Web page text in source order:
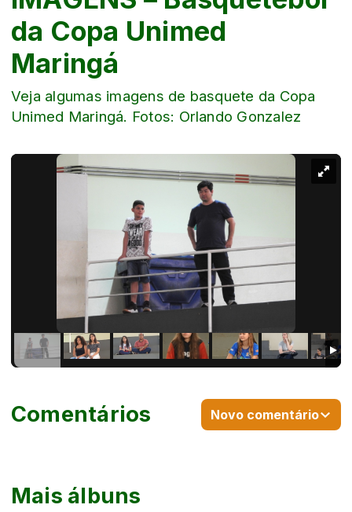
da Copa Unimed
Maringá
Veja algumas imagens de basquete da Copa
Unimed Maringá. Fotos: Orlando Gonzalez
Mais álbuns
Comentários Novo comentário